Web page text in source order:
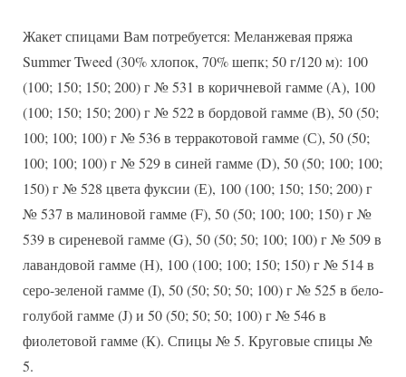
Жакет спицами Вам потребуется: Меланжевая пряжа
Summer Tweed (30% хлопок, 70% шепк; 50 г/120 м): 100
(100; 150; 150; 200) г № 531 в коричневой гамме (А), 100
(100; 150; 150; 200) г № 522 в бордовой гамме (В), 50 (50;
100; 100; 100) г № 536 в терракотовой гамме (С), 50 (50;
100; 100; 100) г № 529 в синей гамме (D), 50 (50; 100; 100;
150) г № 528 цвета фуксии (Е), 100 (100; 150; 150; 200) г
№ 537 в малиновой гамме (F), 50 (50; 100; 100; 150) г №
539 в сиреневой гамме (G), 50 (50; 50; 100; 100) г № 509 в
лавандовой гамме (Н), 100 (100; 100; 150; 150) г № 514 в
серо-зеленой гамме (I), 50 (50; 50; 50; 100) г № 525 в бело-
голубой гамме (J) и 50 (50; 50; 50; 100) г № 546 в
фиолетовой гамме (К). Спицы № 5. Круговые спицы №
5.